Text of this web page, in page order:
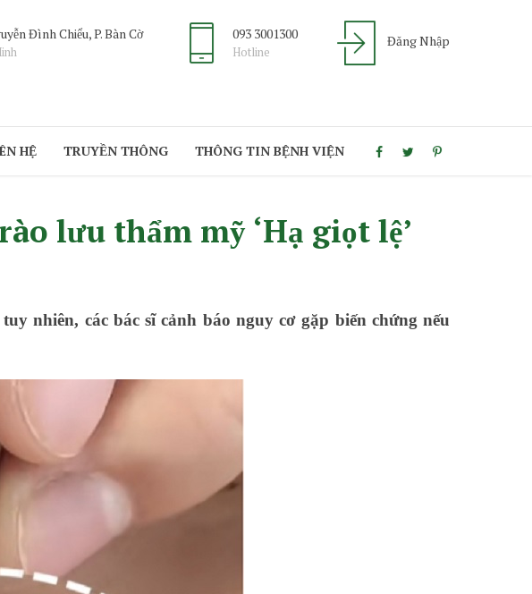
Đình Chiểu, P. Bàn Cờ 093 3001300
Hotline
Đăng Nhập
HỆ TRUYỀN THÔNG THÔNG TIN BỆNH VIỆN
lưu thẩm mỹ ‘Hạ giọt lệ’
nhiên, các bác sĩ cảnh báo nguy cơ gặp biến chứng nếu